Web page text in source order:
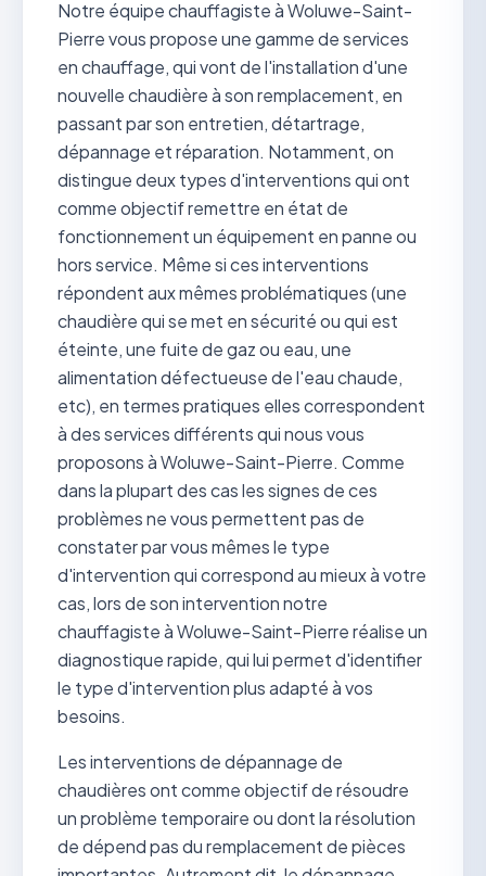
Notre équipe chauffagiste à Woluwe-Saint-
Pierre vous propose une gamme de services
en chauffage, qui vont de l'installation d'une
nouvelle chaudière à son remplacement, en
passant par son entretien, détartrage,
dépannage et réparation. Notamment, on
distingue deux types d'interventions qui ont
comme objectif remettre en état de
fonctionnement un équipement en panne ou
hors service. Même si ces interventions
répondent aux mêmes problématiques (une
chaudière qui se met en sécurité ou qui est
éteinte, une fuite de gaz ou eau, une
alimentation défectueuse de l'eau chaude,
etc), en termes pratiques elles correspondent
à des services différents qui nous vous
proposons à Woluwe-Saint-Pierre. Comme
dans la plupart des cas les signes de ces
problèmes ne vous permettent pas de
constater par vous mêmes le type
d'intervention qui correspond au mieux à votre
cas, lors de son intervention notre
chauffagiste à Woluwe-Saint-Pierre réalise un
diagnostique rapide, qui lui permet d'identifier
le type d'intervention plus adapté à vos
besoins.
Les interventions de dépannage de
chaudières ont comme objectif de résoudre
un problème temporaire ou dont la résolution
de dépend pas du remplacement de pièces